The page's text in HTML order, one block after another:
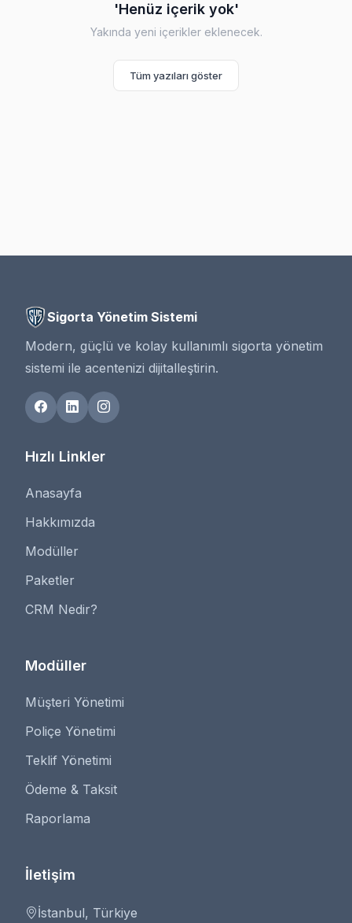
'Henüz içerik yok'
Yakında yeni içerikler eklenecek.
Tüm yazıları göster
Sigorta Yönetim Sistemi
Modern, güçlü ve kolay kullanımlı sigorta yönetim
sistemi ile acentenizi dijitalleştirin.
Hızlı Linkler
Anasayfa
Hakkımızda
Modüller
Paketler
CRM Nedir?
Modüller
Müşteri Yönetimi
Poliçe Yönetimi
Teklif Yönetimi
Ödeme & Taksit
Raporlama
İletişim
İstanbul, Türkiye